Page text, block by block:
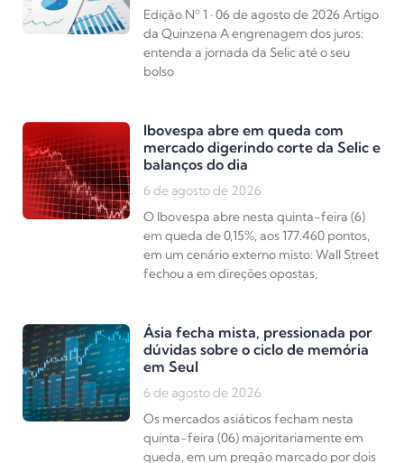
Edição Nº 1 · 06 de agosto de 2026 Artigo
da Quinzena A engrenagem dos juros:
entenda a jornada da Selic até o seu
bolso
Ibovespa abre em queda com
mercado digerindo corte da Selic e
balanços do dia
6 de agosto de 2026
O Ibovespa abre nesta quinta-feira (6)
em queda de 0,15%, aos 177.460 pontos,
em um cenário externo misto: Wall Street
fechou a em direções opostas,
Ásia fecha mista, pressionada por
dúvidas sobre o ciclo de memória
em Seul
6 de agosto de 2026
Os mercados asiáticos fecham nesta
quinta-feira (06) majoritariamente em
queda, em um pregão marcado por dois